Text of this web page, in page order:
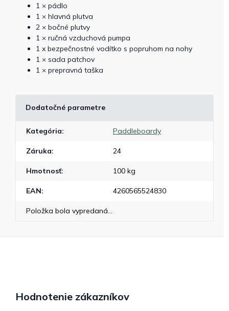
1 × pádlo
1 × hlavná plutva
2 × bočné plutvy
1 × ručná vzduchová pumpa
1 x bezpečnostné vodítko s popruhom na nohy
1 × sada patchov
1 × prepravná taška
Dodatočné parametre
Kategória: Paddleboardy
Záruka: 24
Hmotnosť: 100 kg
EAN: 4260565524830
Položka bola vypredaná…
Hodnotenie zákazníkov